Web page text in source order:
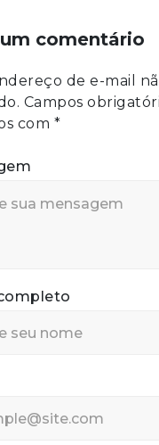
comentário
de e-mail
Campos
com *